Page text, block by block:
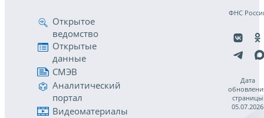
Открытое
ведомство
Открытые
данные
СМЭВ
Аналитический
портал
Видеоматериалы
ФНС
Дата
страницы
05.07.2026